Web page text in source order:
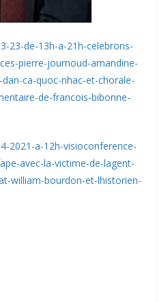
23-de-13h-a-21h-celebrons-
pierre-journoud-amandine-
ca-quoc-nhac-et-chorale-
de-francois-bibonne-
2021-a-12h-visioconference-
avec-la-victime-de-lagent-
william-bourdon-et-lhistorien-